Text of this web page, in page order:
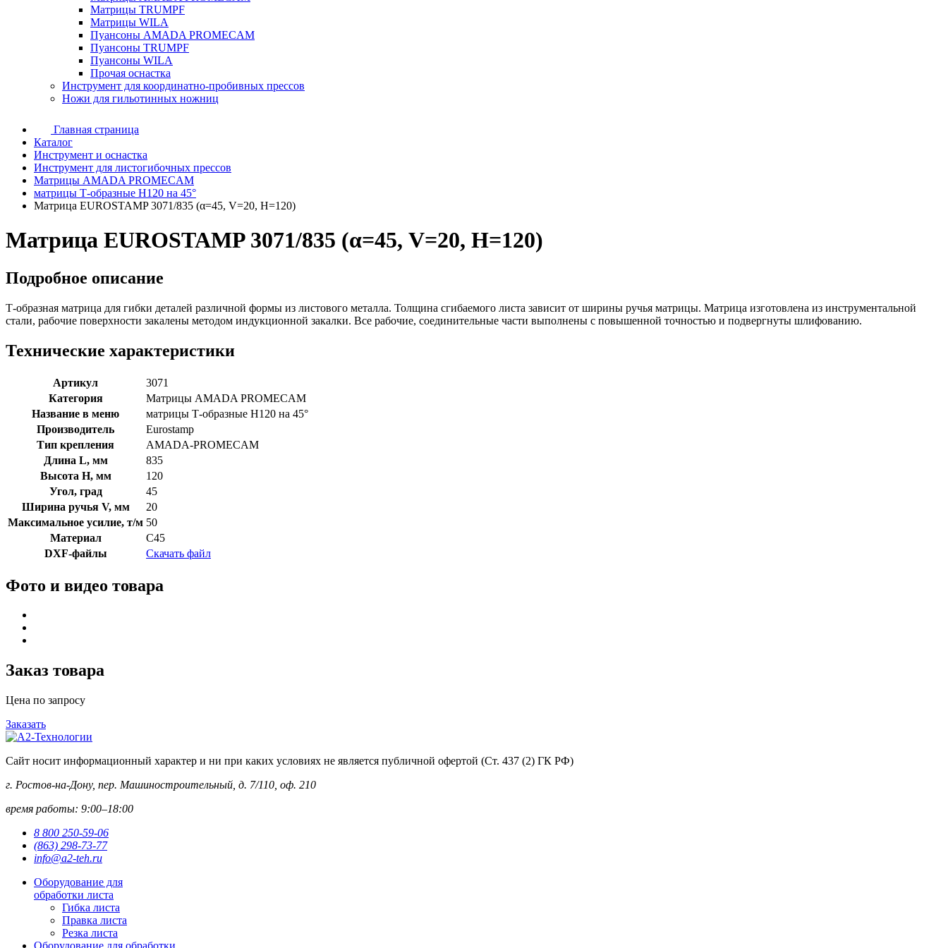
Матрицы TRUMPF
Матрицы WILA
Пуансоны AMADA PROMECAM
Пуансоны TRUMPF
Пуансоны WILA
Прочая оснастка
Инструмент для координатно-пробивных прессов
Ножи для гильотинных ножниц
Главная страница
Каталог
Инструмент и оснастка
Инструмент для листогибочных прессов
Матрицы AMADA PROMECAM
матрицы Т-образные H120 на 45°
Матрица EUROSTAMP 3071/835 (α=45, V=20, H=120)
Матрица EUROSTAMP 3071/835 (α=45, V=20, H=120)
Подробное описание
Т-образная матрица для гибки деталей различной формы из листового металла. Толщина сгибаемого листа зависит от ширины ручья матрицы. Матрица изготовлена из инструментальной
стали, рабочие поверхности закалены методом индукционной закалки. Все рабочие, соединительные части выполнены с повышенной точностью и подвергнуты шлифованию.
Технические характеристики
Артикул
3071
Категория
Матрицы AMADA PROMECAM
Название в меню
матрицы Т-образные H120 на 45°
Производитель
Eurostamp
Тип крепления
AMADA-PROMECAM
Длина L, мм
835
Высота H, мм
120
Угол, град
45
Ширина ручья V, мм
20
Максимальное усилие, т/м 50
Материал
C45
DXF-файлы
Скачать файл
Фото и видео товара
Заказ товара
Цена по запросу
Заказать
Сайт носит информационный характер и ни при каких условиях не является публичной офертой (Ст. 437 (2) ГК РФ)
г. Ростов-на-Дону, пер. Машиностроительный, д. 7/110, оф. 210
время работы: 9:00–18:00
8 800 250-59-06
(863) 298-73-77
info@a2-teh.ru
Оборудование для
обработки листа
Гибка листа
Правка листа
Резка листа